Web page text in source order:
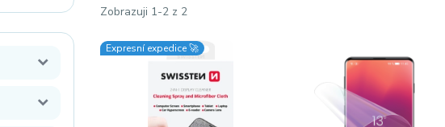
Zobrazuji 1-2 z 2
Expresní expedice 🚀